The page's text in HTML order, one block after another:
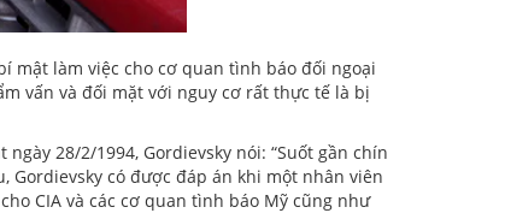
mật làm việc cho cơ quan tình báo đối ngoại
vấn và đối mặt với nguy cơ rất thực tế là bị
28/2/1994, Gordievsky nói: “Suốt gần chín
Gordievsky có được đáp án khi một nhân viên
CIA và các cơ quan tình báo Mỹ cũng như